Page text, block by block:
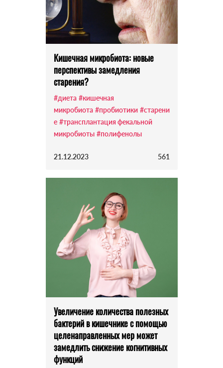
Кишечная микробиота: новые
перспективы замедления
старения?
#диета #кишечная
микробиота #пробиотики #старени
е #трансплантация фекальной
микробиоты #полифенолы
21.12.2023 561
Увеличение количества полезных
бактерий в кишечнике с помощью
целенаправленных мер может
замедлить снижение когнитивных
функций